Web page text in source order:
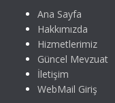
Ana Sayfa
Hakkımızda
Hizmetlerimiz
Güncel Mevzuat
İletişim
WebMail Giriş